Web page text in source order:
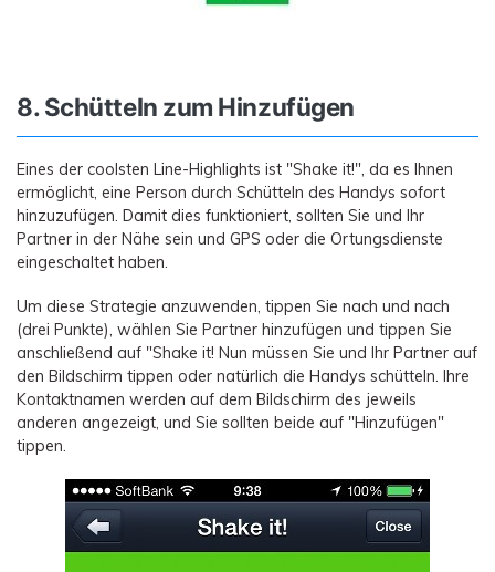
8. Schütteln zum Hinzufügen
Eines der coolsten Line-Highlights ist "Shake it!", da es Ihnen
ermöglicht, eine Person durch Schütteln des Handys sofort
hinzuzufügen. Damit dies funktioniert, sollten Sie und Ihr
Partner in der Nähe sein und GPS oder die Ortungsdienste
eingeschaltet haben.
Um diese Strategie anzuwenden, tippen Sie nach und nach
(drei Punkte), wählen Sie Partner hinzufügen und tippen Sie
anschließend auf "Shake it! Nun müssen Sie und Ihr Partner auf
den Bildschirm tippen oder natürlich die Handys schütteln. Ihre
Kontaktnamen werden auf dem Bildschirm des jeweils
anderen angezeigt, und Sie sollten beide auf "Hinzufügen"
tippen.